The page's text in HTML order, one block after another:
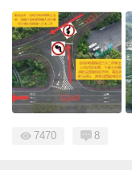
7470 8